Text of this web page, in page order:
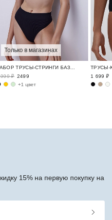
Только в магазинах
₽ 2499
+1 цвет
1 699 ₽
15% на первую покупку на